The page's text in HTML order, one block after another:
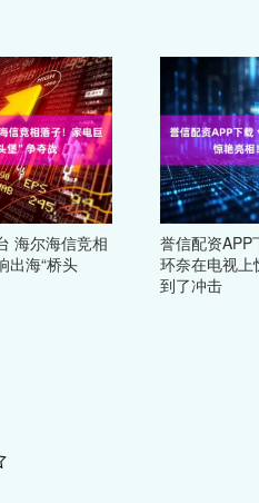
海尔海信竞相
出海“桥头
誉信配资APP
环奈在电视
到了冲击